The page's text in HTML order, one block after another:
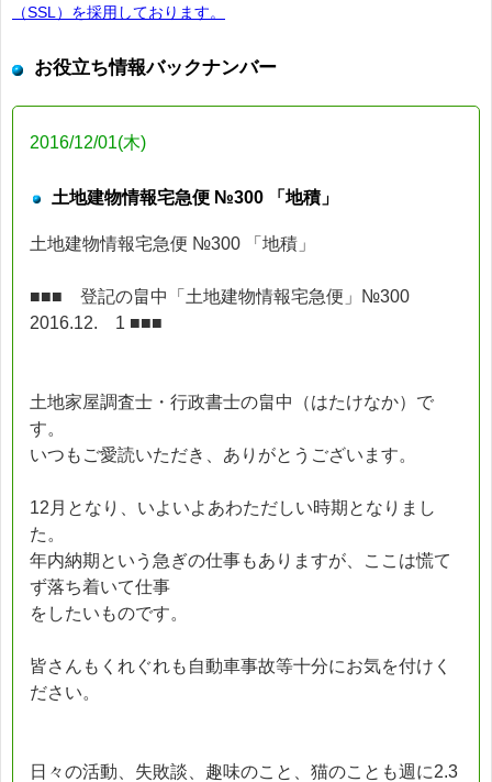
（SSL）を採用しております。
お役立ち情報バックナンバー
2016/12/01(木)
土地建物情報宅急便 №300 「地積」
土地建物情報宅急便 №300 「地積」
■■■ 登記の畠中「土地建物情報宅急便」№300
2016.12. 1 ■■■
土地家屋調査士・行政書士の畠中（はたけなか）で
す。
いつもご愛読いただき、ありがとうございます。
12月となり、いよいよあわただしい時期となりまし
た。
年内納期という急ぎの仕事もありますが、ここは慌て
ず落ち着いて仕事
をしたいものです。
皆さんもくれぐれも自動車事故等十分にお気を付けく
ださい。
日々の活動、失敗談、趣味のこと、猫のことも週に2.3